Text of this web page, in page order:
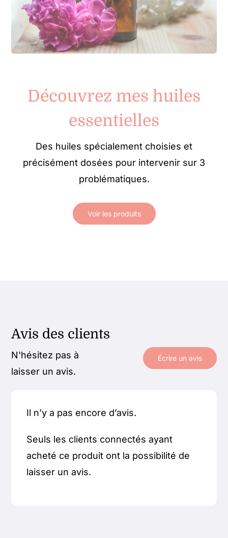
Découvrez mes huiles
essentielles
Des huiles spécialement choisies et
précisément dosées pour intervenir sur 3
problématiques.
Voir les produits
Avis des clients
N'hésitez pas à
laisser un avis.
Écrire un avis
Il n’y a pas encore d’avis.
Seuls les clients connectés ayant
acheté ce produit ont la possibilité de
laisser un avis.